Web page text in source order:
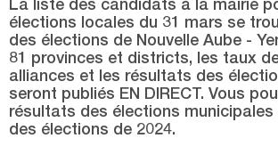
KÜRE
CENTRE
PINARBAŞI
ŞENPAZAR
SEYDİLER
élections locales du 31 mars se
des élections de Nouvelle Aube -
81 provinces et districts, les taux
alliances et les résultats des
seront publiés EN DIRECT. Vous
résultats des élections
des élections de 2024.